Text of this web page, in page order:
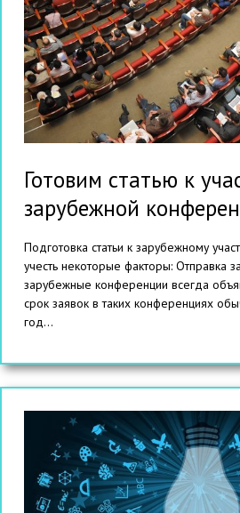
Готовим статью к
зарубежной
Подготовка статьи к зарубежному
учесть некоторые факторы: Отправка
зарубежные конференции всегда
срок заявок в таких конференциях
год...